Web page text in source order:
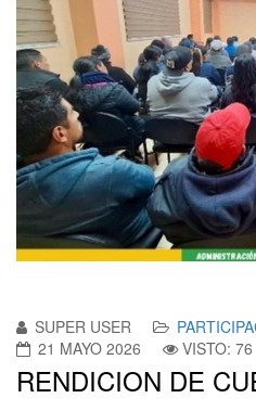
SUPER USER
21 MAYO 2026
VISTO: 76
RENDICION DE